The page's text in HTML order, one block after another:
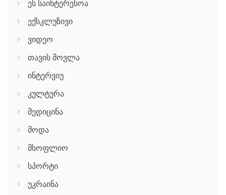
ეს საინტერესოა
ექსკლუზივი
ვიდეო
თავის მოვლა
ინტერვიუ
კულტურა
მედიცინა
მოდა
მსოფლიო
სპორტი
უკრაინა